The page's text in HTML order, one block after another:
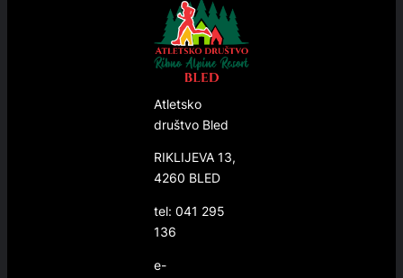
Atletsko
društvo Bled
RIKLIJEVA 13,
4260 BLED
tel: 041 295
136
e-